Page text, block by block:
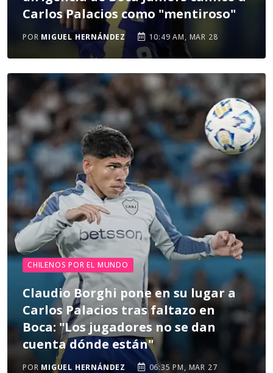
Carlos Palacios como "mentiroso"
POR MIGUEL HERNÁNDEZ 10:49 AM, MAR 28
CHILENOS POR EL MUNDO
Claudio Borghi pone en su lugar a
Carlos Palacios tras faltazo en
Boca: "Los jugadores no se dan
cuenta dónde están"
POR MIGUEL HERNÁNDEZ 06:35 PM, MAR 27